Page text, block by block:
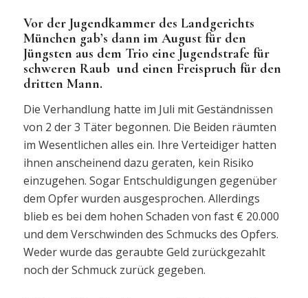
Vor der Jugendkammer des Landgerichts
München gab’s dann im August für den
Jüngsten aus dem Trio eine Jugendstrafe für
schweren Raub und einen Freispruch für den
dritten Mann.
Die Verhandlung hatte im Juli mit Geständnissen
von 2 der 3 Täter begonnen. Die Beiden räumten
im Wesentlichen alles ein. Ihre Verteidiger hatten
ihnen anscheinend dazu geraten, kein Risiko
einzugehen. Sogar Entschuldigungen gegenüber
dem Opfer wurden ausgesprochen. Allerdings
blieb es bei dem hohen Schaden von fast € 20.000
und dem Verschwinden des Schmucks des Opfers.
Weder wurde das geraubte Geld zurückgezahlt
noch der Schmuck zurück gegeben.